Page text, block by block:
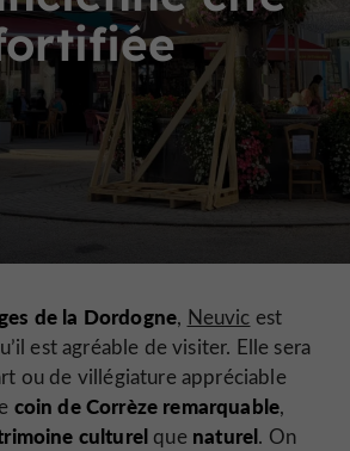
de la Dordogne, Neuvic est
est agréable de visiter. Elle sera
ou de villégiature appréciable
coin de Corrèze remarquable,
culturel que naturel. On